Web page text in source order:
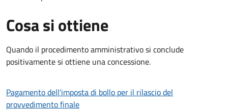
Cosa si ottiene
Quando il procedimento amministrativo si conclude
positivamente si ottiene una concessione.
Pagamento dell'imposta di bollo per il rilascio del
provvedimento finale